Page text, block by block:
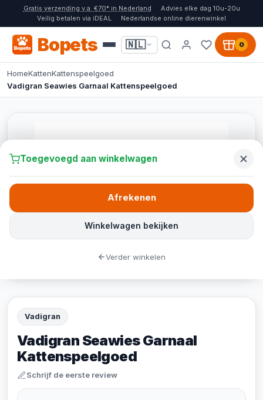
Gratis verzending v.a. €70* in Nederland
Advies elke dag 10u-20u
Veilig betalen via iDEAL
Nederlandse online dierenwinkel
Bopets 🇳🇱 0
HomeKattenKattenspeelgoed
Vadigran Seawies Garnaal Kattenspeelgoed
Vadigran
Vadigran Seawies Garnaal
Kattenspeelgoed
Schrijf de eerste review
Toegevoegd aan winkelwagen
Winkelwagen bekijken
Afrekenen
Verder winkelen